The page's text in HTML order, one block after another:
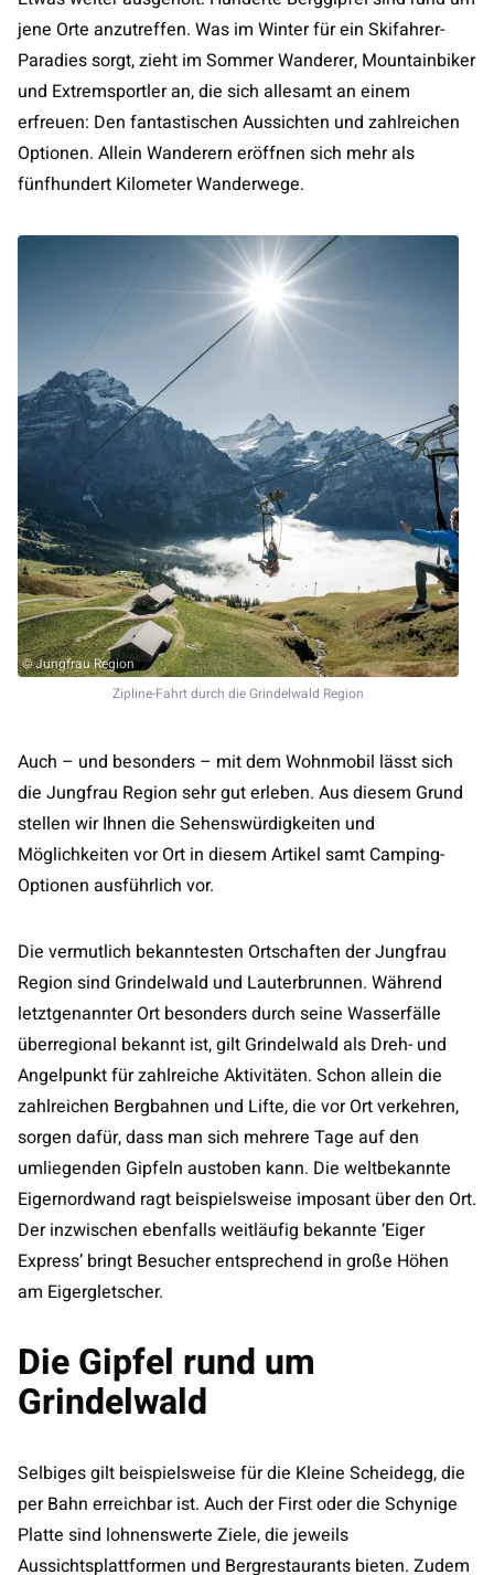
jene Orte anzutreffen. Was im Winter für ein Skifahrer-
Paradies sorgt, zieht im Sommer Wanderer, Mountainbiker
und Extremsportler an, die sich allesamt an einem
erfreuen: Den fantastischen Aussichten und zahlreichen
Optionen. Allein Wanderern eröffnen sich mehr als
fünfhundert Kilometer Wanderwege.
© Jungfrau Region
Zipline-Fahrt durch die Grindelwald Region
Auch – und besonders – mit dem Wohnmobil lässt sich
die Jungfrau Region sehr gut erleben. Aus diesem Grund
stellen wir Ihnen die Sehenswürdigkeiten und
Möglichkeiten vor Ort in diesem Artikel samt Camping-
Optionen ausführlich vor.
Die vermutlich bekanntesten Ortschaften der Jungfrau
Region sind Grindelwald und Lauterbrunnen. Während
letztgenannter Ort besonders durch seine Wasserfälle
überregional bekannt ist, gilt Grindelwald als Dreh- und
Angelpunkt für zahlreiche Aktivitäten. Schon allein die
zahlreichen Bergbahnen und Lifte, die vor Ort verkehren,
sorgen dafür, dass man sich mehrere Tage auf den
umliegenden Gipfeln austoben kann. Die weltbekannte
Eigernordwand ragt beispielsweise imposant über den Ort.
Der inzwischen ebenfalls weitläufig bekannte ‘Eiger
Express’ bringt Besucher entsprechend in große Höhen
am Eigergletscher.
Die Gipfel rund um
Grindelwald
Selbiges gilt beispielsweise für die Kleine Scheidegg, die
per Bahn erreichbar ist. Auch der First oder die Schynige
Platte sind lohnenswerte Ziele, die jeweils
Aussichtsplattformen und Bergrestaurants bieten. Zudem